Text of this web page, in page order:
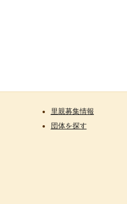
里親募集情報
団体を探す